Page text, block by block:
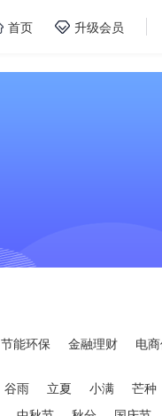
首页 升级会员
节能环保 金融理财 电
谷雨 立夏 小满 芒种